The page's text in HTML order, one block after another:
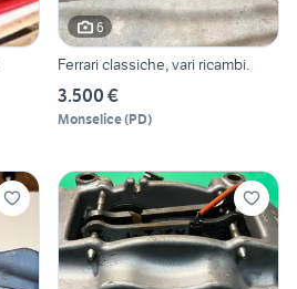
6
Ferrari classiche, vari ricambi.
3.500 €
Monselice(PD)